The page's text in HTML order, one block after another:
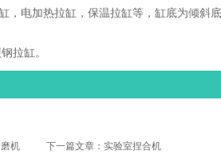
，电加热拉缸，保温拉缸等，缸底为倾斜底
拉缸。
机 下一篇文章：实验室捏合机